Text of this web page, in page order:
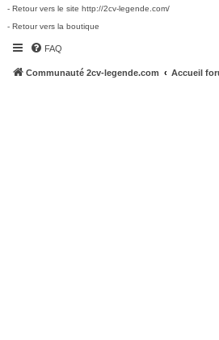
- Retour vers le site http://2cv-legende.com/
- Retour vers la boutique
FAQ
Communauté 2cv-legende.com Accueil